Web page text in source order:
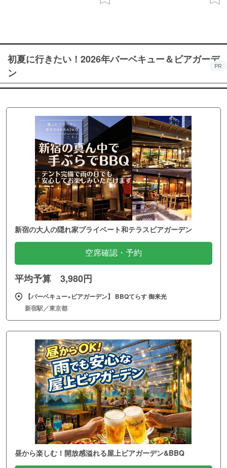
初夏に行きたい！2026年バーベキュー＆ビアガーデ
ン
PR
新宿の大人の隠れ家プライベート和テラスビアガーデン
空席確認・予約
平均予算 3,980円
【バーベキュー×ビアガーデン】 BBQてらす 御来光
新宿駅／東京都
昼から楽しむ！開放感溢れる屋上ビアガーデン&BBQ